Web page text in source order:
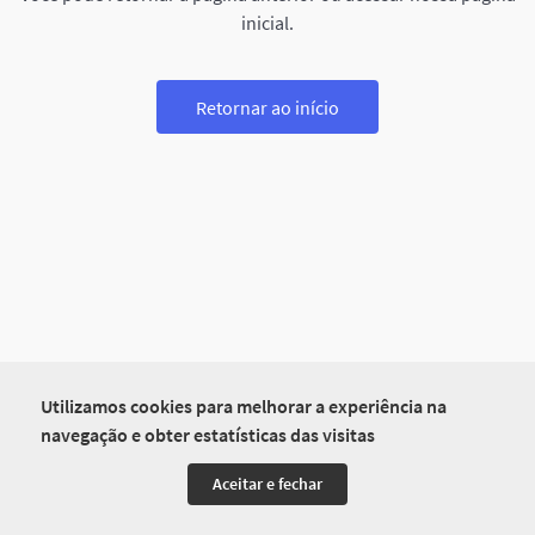
Utilizamos cookies para melhorar a experiência na
navegação e obter estatísticas das visitas
Aceitar e fechar
inicial.
Retornar ao início